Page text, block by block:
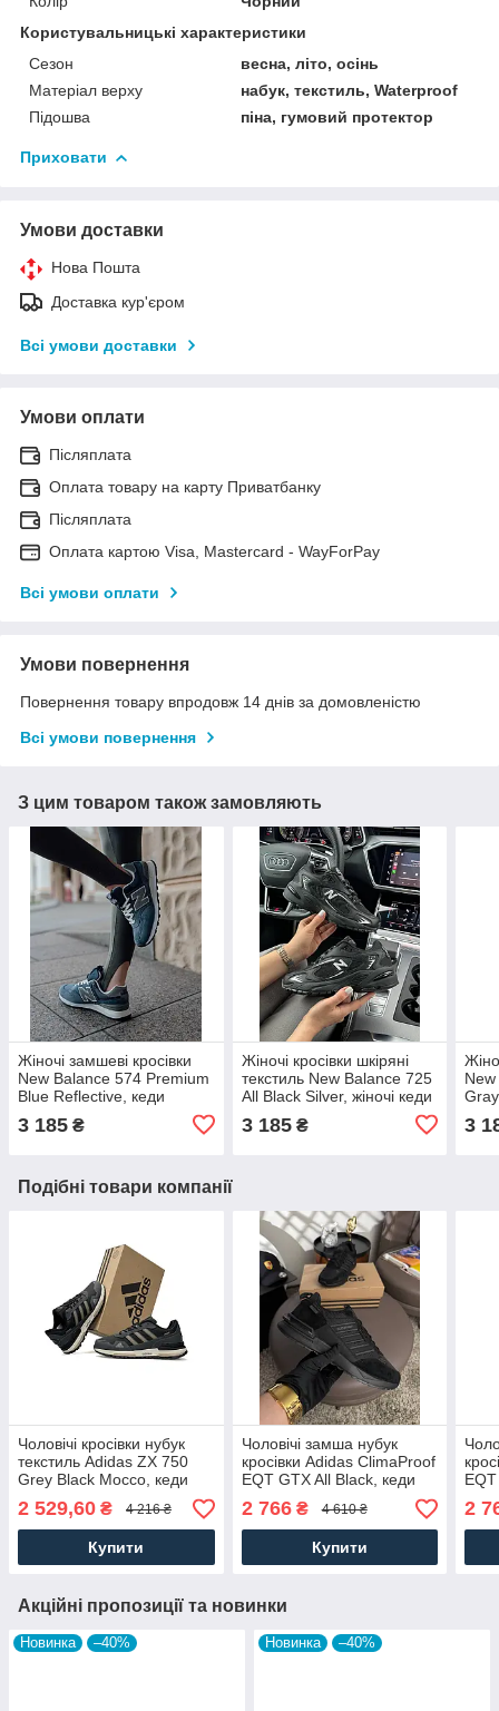
Користувальницькі характеристики
Сезон
весна, літо, осінь
Матеріал верху
набук, текстиль, Waterproof
Підошва
піна, гумовий протектор
Приховати
Умови доставки
Нова Пошта
Доставка кур'єром
Всі умови доставки
Умови оплати
Післяплата
Оплата товару на карту Приватбанку
Післяплата
Оплата картою Visa, Mastercard - WayForPay
Всі умови оплати
Умови повернення
Повернення товару впродовж 14 днів за домовленістю
Всі умови повернення
З цим товаром також замовляють
Жіночі замшеві кросівки
New Balance 574 Premium
Blue Reflective, кеди
Жіноче взуття
3 185 ₴
Жіночі кросівки шкіряні
текстиль New Balance 725
All Black Silver, жіночі кеди
3 185₴ 3
Подібні товари компанії
Чоловічі кросівки нубук
текстиль Adidas ZX 750
Grey Black Mocco, кеди
Адідас сірі нубук текстиль.
Чоловіче взуття
2 529,60 ₴ 4 216 ₴
Купити
Чоловічі замша нубук
кросівки Adidas ClimaProof
EQT GTX All Black, кеди
Адідас термо чорні.
Чоловіче взуття
2 766₴ 4 610 ₴
Купити
2
Акційні пропозиції та новинки
Новинка –40% Новинка –40%